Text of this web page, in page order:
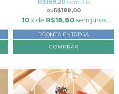
R$188,00
R$169,20 com Pix
10 x de R$18,80 sem juros
PRONTA ENTREGA